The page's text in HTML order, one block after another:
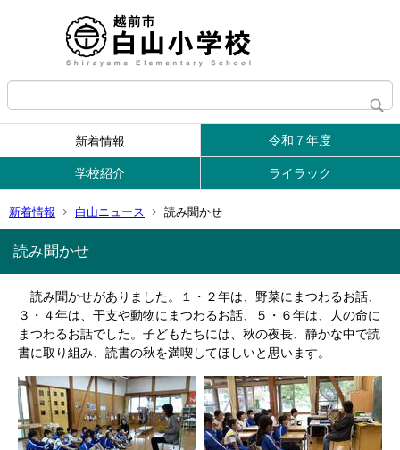
新着情報 令和７年度
学校紹介 ライラック
新着情報 白山ニュース 読み聞かせ
読み聞かせ
読み聞かせがありました。１・２年は、野菜にまつわるお話、
３・４年は、干支や動物にまつわるお話、５・６年は、人の命に
まつわるお話でした。子どもたちには、秋の夜長、静かな中で読
書に取り組み、 読書の秋を満喫してほしいと思います。